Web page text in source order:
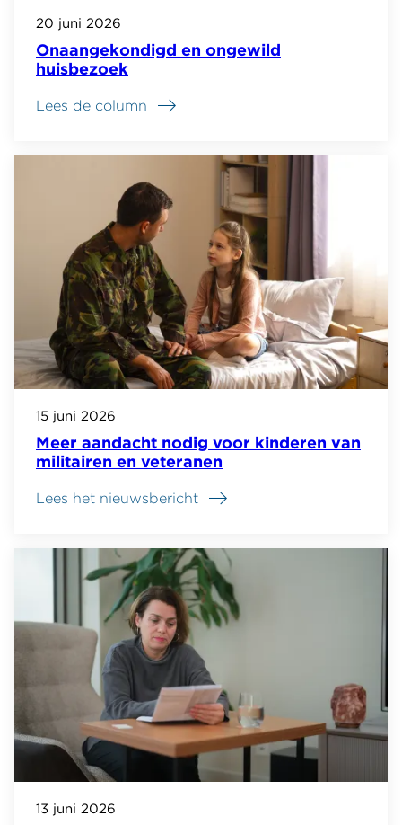
Onaangekondigd en ongewild
huisbezoek
20 juni 2026
Lees de column
Meer aandacht nodig voor kinderen van
militairen en veteranen
15 juni 2026
Lees het nieuwsbericht
13 juni 2026